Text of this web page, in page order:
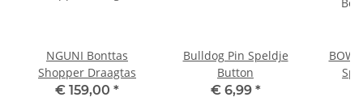
NGUNI Bonttas
Shopper Draagtas
€ 159,00 *
Bulldog Pin Speldje
Button
€ 6,99 *